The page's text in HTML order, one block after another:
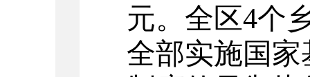
元。全区4个
全部实施国